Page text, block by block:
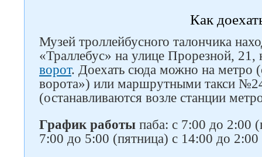
Как
Музей троллейбусного талончика
«Траллебус» на улице Прорезной, 21,
ворот. Доехать сюда можно на метро
ворота») или маршрутными такси
(останавливаются возле станции
График работы паба: с 7:00 до 2:00
7:00 до 5:00 (пятница) с 14:00 до 2:00